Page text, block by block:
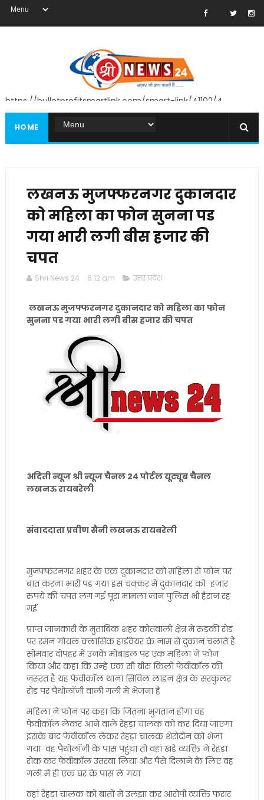
https://bulletprofitsmartlink.com/smart-link/41102/4
HOME
लखनऊ मुजफ्फरनगर दुकानदार
को महिला का फोन सुनना पड
गया भारी लगी बीस हजार की
चपत
Shri News 24 6:12 am उत्तर प्रदेश
लखनऊ मुजफ्फरनगर दुकानदार को महिला का फोन
सुनना पड गया भारी लगी बीस हजार की चपत
अदिती न्यूज श्री न्यूज चैनल 24 पोर्टल यूट्यूब चैनल
लखनऊ रायबरेली
संवाददाता प्रवीण सैनी लखनऊ रायबरेली
मुजफ्फरनगर शहर के एक दुकानदार को महिला से फोन पर
बात करना भारी पड गया इस चक्कर में दुकानदार को हजार
रुपये की चपत लग गई पूरा मामला जान पुलिस भी हैरान रह
गई
प्राप्त जानकारी के मुताबिक शहर कोतवाली क्षेत्र में रुड़की रोड
पर रमन गोयल क्लासिक हार्डवेयर के नाम से दुकान चलाते हैं
सोमवार दोपहर में उनके मोबाइल पर एक महिला ने फोन
किया और कहा कि उन्हें एक सौ बीस किलो फेवीकॉल की
जरूरत है यह फेवीकॉल थाना सिविल लाइन क्षेत्र के सरकुलर
रोड पर पैथोलॉजी वाली गली में भेजना है
महिला ने फोन पर कहा कि जितना भुगतान होगा वह
फेवीकॉल लेकर आने वाले रेहड़ा चालक को कर दिया जाएगा
इसके बाद फेवीकॉल लेकर रेहड़ा चालक शेरोदीन को भेजा
गया वह पैथोलॉजी के पास पहुंचा तो वहां खड़े व्यक्ति ने रेहड़ा
रोक कर फेवीकॉल उतरवा लिया और पैसे दिलाने के लिए वह
गली में ही एक घर के पास ले गया
वहां रेहड़ा चालक को बातों में उलझा कर आरोपी व्यक्ति फरार